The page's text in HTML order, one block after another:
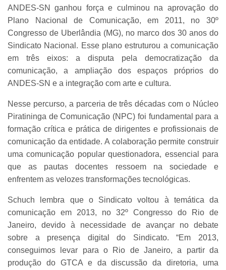
ANDES-SN ganhou força e culminou na aprovação do
Plano Nacional de Comunicação, em 2011, no 30º
Congresso de Uberlândia (MG), no marco dos 30 anos do
Sindicato Nacional. Esse plano estruturou a comunicação
em três eixos: a disputa pela democratização da
comunicação, a ampliação dos espaços próprios do
ANDES-SN e a integração com arte e cultura.
Nesse percurso, a parceria de três décadas com o Núcleo
Piratininga de Comunicação (NPC) foi fundamental para a
formação crítica e prática de dirigentes e profissionais de
comunicação da entidade. A colaboração permite construir
uma comunicação popular questionadora, essencial para
que as pautas docentes ressoem na sociedade e
enfrentem as velozes transformações tecnológicas.
Schuch lembra que o Sindicato voltou à temática da
comunicação em 2013, no 32º Congresso do Rio de
Janeiro, devido à necessidade de avançar no debate
sobre a presença digital do Sindicato. “Em 2013,
conseguimos levar para o Rio de Janeiro, a partir da
produção do GTCA e da discussão da diretoria, uma